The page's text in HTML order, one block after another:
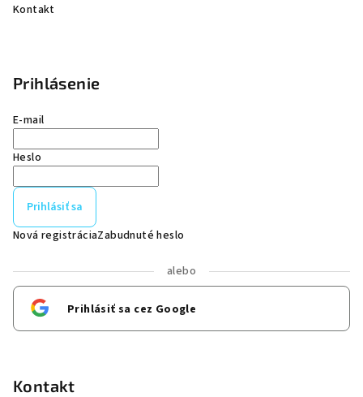
Kontakt
Prihlásenie
E-mail
Heslo
Prihlásiť sa
Nová registráciaZabudnuté heslo
alebo
Prihlásiť sa cez Google
Kontakt